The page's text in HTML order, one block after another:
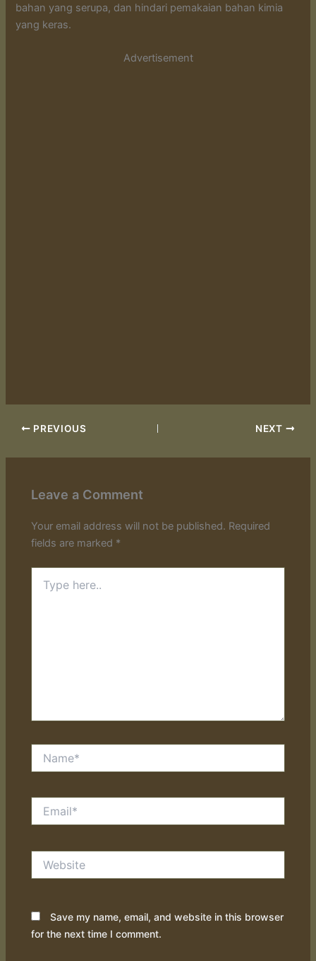
bahan yang serupa, dan hindari pemakaian bahan kimia
yang keras.
Advertisement
PREVIOUS NEXT
Leave a Comment
Your email address will not be published. Required
fields are marked *
here..
Save my name, email, and website in this browser
for the next time I comment.